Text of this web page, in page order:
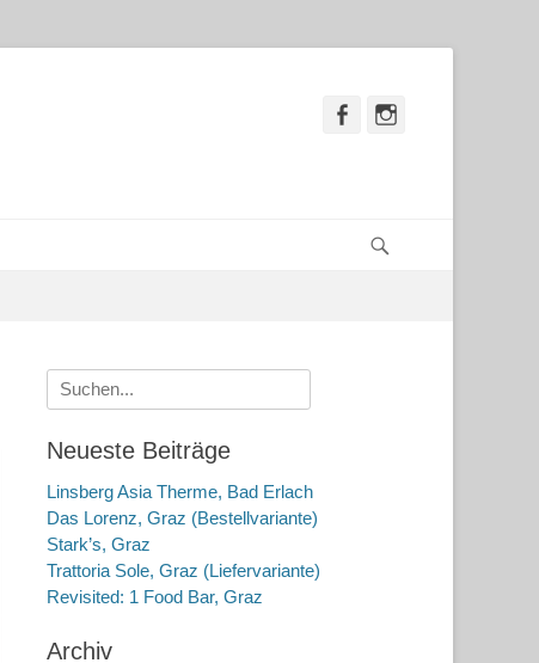
Facebook
Suche
nach:
Neueste Beiträge
Linsberg Asia Therme, Bad Erlach
Das Lorenz, Graz (Bestellvariante)
Stark’s, Graz
Trattoria Sole, Graz (Liefervariante)
Revisited: 1 Food Bar, Graz
Archiv